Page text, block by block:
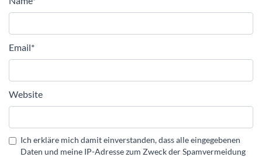
Email*
Website
Ich erkläre mich damit einverstanden, dass alle eingegebenen
Daten und meine IP-Adresse zum Zweck der Spamvermeidung